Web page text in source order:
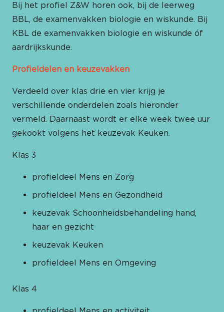
Bij het profiel Z&W horen ook, bij de leerweg
BBL, de examenvakken biologie en wiskunde. Bij
KBL de examenvakken biologie en wiskunde óf
aardrijkskunde.
Profieldelen en keuzevakken
Verdeeld over klas drie en vier krijg je
verschillende onderdelen zoals hieronder
vermeld. Daarnaast wordt er elke week twee uur
gekookt volgens het keuzevak Keuken.
Klas 3
profieldeel Mens en Zorg
profieldeel Mens en Gezondheid
keuzevak Schoonheidsbehandeling hand,
haar en gezicht
keuzevak Keuken
profieldeel Mens en Omgeving
Klas 4